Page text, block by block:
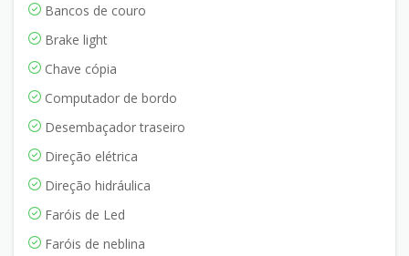
Bancos de couro
Brake light
Chave cópia
Computador de bordo
Desembaçador traseiro
Direção elétrica
Direção hidráulica
Faróis de Led
Faróis de neblina